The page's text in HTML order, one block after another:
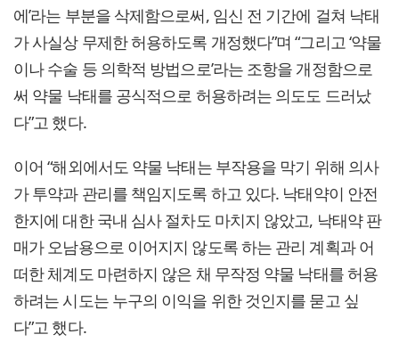
에’라는 부분을 삭제함으로써, 임신 전 기간에 걸쳐 낙태
가 사실상 무제한 허용하도록 개정했다”며 “그리고 ‘약물
이나 수술 등 의학적 방법으로’라는 조항을 개정함으로
써 약물 낙태를 공식적으로 허용하려는 의도도 드러났
다”고 했다.
이어 “해외에서도 약물 낙태는 부작용을 막기 위해 의사
가 투약과 관리를 책임지도록 하고 있다. 낙태약이 안전
한지에 대한 국내 심사 절차도 마치지 않았고, 낙태약 판
매가 오남용으로 이어지지 않도록 하는 관리 계획과 어
떠한 체계도 마련하지 않은 채 무작정 약물 낙태를 허용
하려는 시도는 누구의 이익을 위한 것인지를 묻고 싶
다”고 했다.